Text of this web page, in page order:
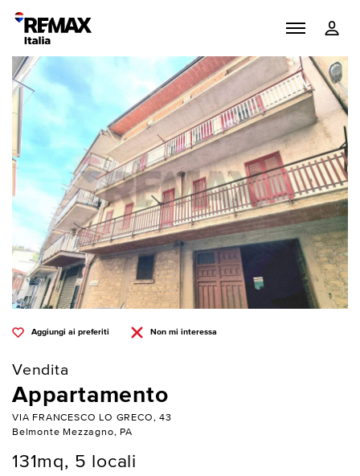
Aggiungi ai preferiti Non mi interessa
Vendita
Appartamento
VIA FRANCESCO LO GRECO, 43
Belmonte Mezzagno, PA
131mq, 5 locali